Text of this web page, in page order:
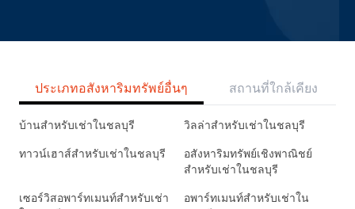
ประเภทอสังหาริมทรัพย์อื่นๆ สถานที่ใกล้เคียง
บ้านสำหรับเช่าในชลบุรี วิลล่าสำหรับเช่าในชลบุรี
ทาวน์เฮาส์สำหรับเช่าในชลบุรี
อสังหาริมทรัพย์เชิงพาณิชย์
สำหรับเช่าในชลบุรี
เซอร์วิสอพาร์ทเมนท์สำหรับเช่า
อพาร์ทเมนท์สำหรับเช่าใน